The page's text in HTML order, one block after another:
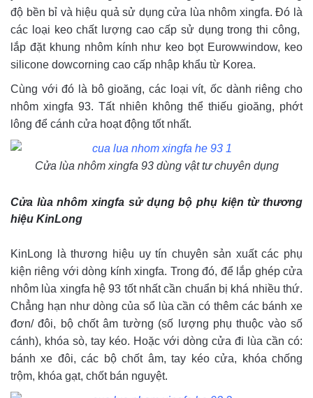
độ bền bỉ và hiệu quả sử dụng cửa lùa nhôm xingfa. Đó là
các loại keo chất lượng cao cấp sử dụng trong thi công,
lắp đặt khung nhôm kính như keo bọt Eurowwindow, keo
silicone dowcorning cao cấp nhập khẩu từ Korea.
Cùng với đó là bô gioăng, các loại vít, ốc dành riêng cho
nhôm xingfa 93. Tất nhiên không thể thiếu gioăng, phớt
lông để cánh cửa hoạt động tốt nhất.
Cửa lùa nhôm xingfa 93 dùng vật tư chuyên dụng
Cửa lùa nhôm xingfa sử dụng bộ phụ kiện từ thương
hiệu KinLong
KinLong là thương hiệu uy tín chuyên sản xuất các phụ
kiện riêng với dòng kính xingfa. Trong đó, để lắp ghép cửa
nhôm lùa xingfa hệ 93 tốt nhất cần chuẩn bị khá nhiều thứ.
Chẳng hạn như dòng của sổ lùa cần có thêm các bánh xe
đơn/ đôi, bộ chốt âm tường (số lượng phụ thuộc vào số
cánh), khóa sò, tay kéo. Hoặc với dòng cửa đi lùa cần có:
bánh xe đôi, các bộ chốt âm, tay kéo cửa, khóa chống
trộm, khóa gạt, chốt bán nguyệt.